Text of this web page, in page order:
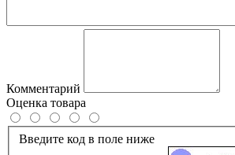
Комментарий
Оценка товара
Введите код в поле ниже